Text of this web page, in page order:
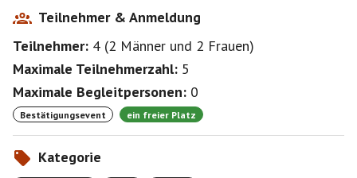
Teilnehmer & Anmeldung
Teilnehmer: 4 (2 Männer und 2 Frauen)
Maximale Teilnehmerzahl: 5
Maximale Begleitpersonen: 0
Bestätigungsevent ein freier Platz
Kategorie